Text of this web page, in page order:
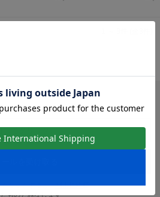
くお届けします。
リックすると、利用規約
、
ものとみなします